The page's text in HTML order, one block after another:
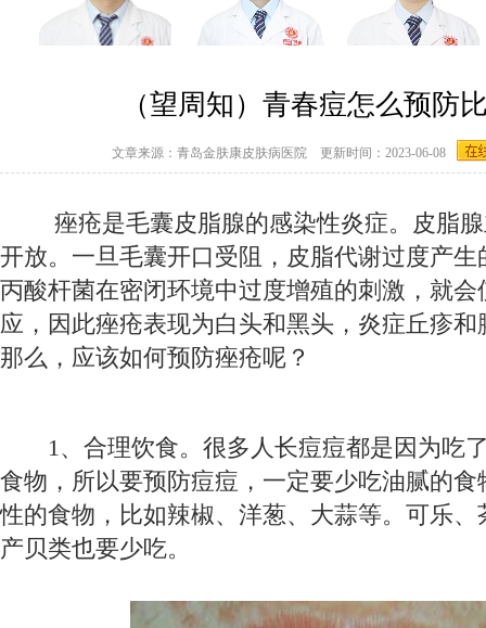
（望周知）青春痘怎么预防
文章来源：青岛金肤康皮肤病医院 更新时间：2023-06-08
痤疮是毛囊皮脂腺的感染性炎症。皮脂腺
开放。一旦毛囊开口受阻，皮脂代谢过度产
丙酸杆菌在密闭环境中过度增殖的刺激，就
应，因此痤疮表现为白头和黑头，炎症丘疹
那么，应该如何预防痤疮呢？
1、合理饮食。很多人长痘痘都是因为吃
食物，所以要预防痘痘，一定要少吃油腻的
性的食物，比如辣椒、洋葱、大蒜等。可乐
产贝类也要少吃。